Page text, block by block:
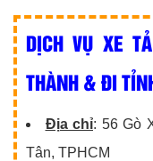
DỊCH VỤ XE
THÀNH & ĐI
Địa chỉ: 56 Gò
Tân, TPHCM